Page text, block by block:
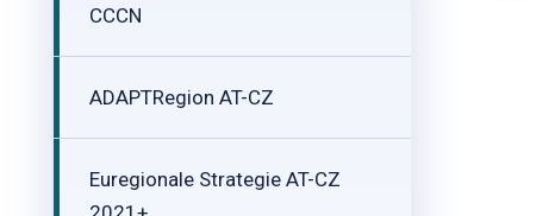
CCCN
ADAPTRegion AT-CZ
Euregionale Strategie AT-CZ